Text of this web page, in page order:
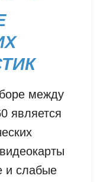
между
является
и слабые